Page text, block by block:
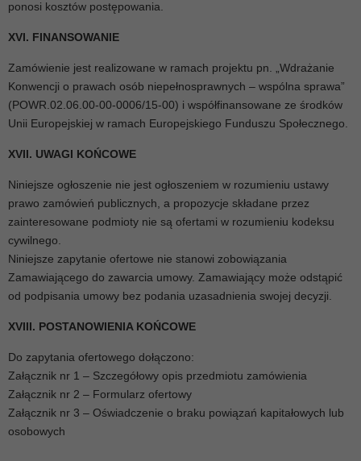
ponosi kosztów postępowania.
XVI. FINANSOWANIE
Zamówienie jest realizowane w ramach projektu pn. „Wdrażanie
Konwencji o prawach osób niepełnosprawnych – wspólna sprawa”
(POWR.02.06.00-00-0006/15-00) i współfinansowane ze środków
Unii Europejskiej w ramach Europejskiego Funduszu Społecznego.
XVII. UWAGI KOŃCOWE
Niniejsze ogłoszenie nie jest ogłoszeniem w rozumieniu ustawy
prawo zamówień publicznych, a propozycje składane przez
zainteresowane podmioty nie są ofertami w rozumieniu kodeksu
cywilnego.
Niniejsze zapytanie ofertowe nie stanowi zobowiązania
Zamawiającego do zawarcia umowy. Zamawiający może odstąpić
od podpisania umowy bez podania uzasadnienia swojej decyzji.
XVIII. POSTANOWIENIA KOŃCOWE
Do zapytania ofertowego dołączono:
Załącznik nr 1 – Szczegółowy opis przedmiotu zamówienia
Załącznik nr 2 – Formularz ofertowy
Załącznik nr 3 – Oświadczenie o braku powiązań kapitałowych lub
osobowych